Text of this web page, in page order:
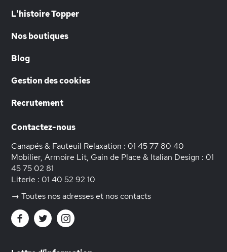
L'histoire Topper
Nos boutiques
Blog
Gestion des cookies
Recrutement
Contactez-nous
Canapés & Fauteuil Relaxation : 01 45 77 80 40
Mobilier, Armoire Lit, Gain de Place & Italian Design : 01
45 75 02 81
Literie : 01 40 52 92 10
→ Toutes nos adresses et nos contacts